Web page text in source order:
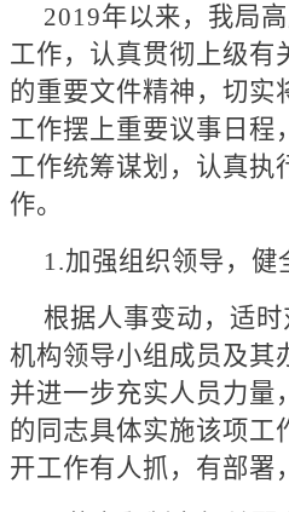
2019年以来，我局
工作，认真贯彻上级有
的重要文件精神，切实
工作摆上重要议事日程
工作统筹谋划，认真执
作。
1.加强组织领导，健
根据人事变动，适
机构领导小组成员及其
并进一步充实人员力量
的同志具体实施该项工
开工作有人抓，有部署